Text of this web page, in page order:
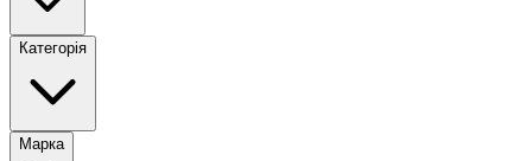
Категорія
Марка